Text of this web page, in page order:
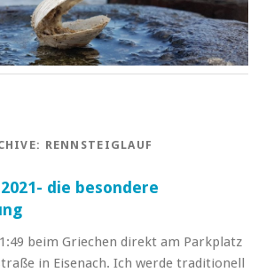
RENNSTEIGLAUF
die besondere
beim Griechen direkt am Parkplatz
in Eisenach. Ich werde traditionell